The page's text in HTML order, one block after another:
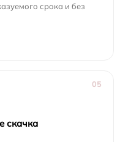
срока и без
05
скачка